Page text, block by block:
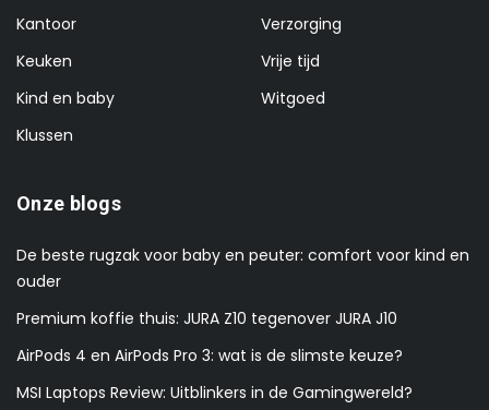
Kantoor
Keuken
Kind en baby
Klussen
Verzorging
Vrije tijd
Witgoed
Onze blogs
De beste rugzak voor baby en peuter: comfort voor kind en
ouder
Premium koffie thuis: JURA Z10 tegenover JURA J10
AirPods 4 en AirPods Pro 3: wat is de slimste keuze?
MSI Laptops Review: Uitblinkers in de Gamingwereld?